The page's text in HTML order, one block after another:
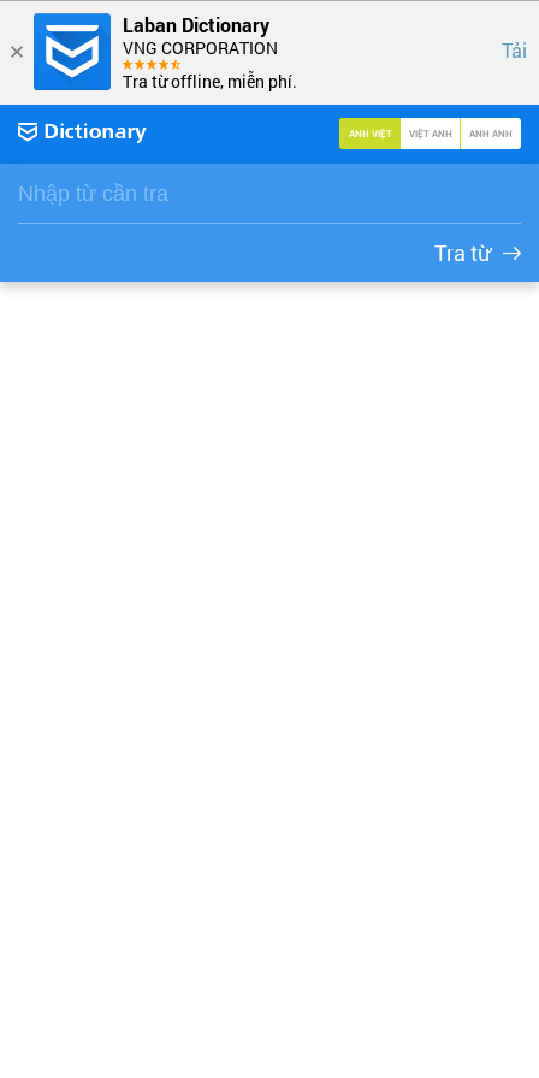
Laban Dictionary
VNG CORPORATION
Tra từ offline, miễn phí.
Tải
ANH VIỆT VIỆT ANH ANH ANH
Tra từ